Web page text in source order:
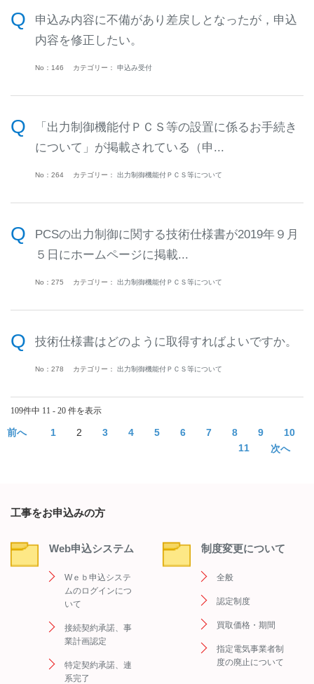
申込み内容に不備があり差戻しとなったが，申込
内容を修正したい。
No：146 カテゴリー： 申込み受付
「出力制御機能付ＰＣＳ等の設置に係るお手続き
について」が掲載されている（申...
No：264 カテゴリー： 出力制御機能付ＰＣＳ等について
PCSの出力制御に関する技術仕様書が2019年９月
５日にホームページに掲載...
No：275 カテゴリー： 出力制御機能付ＰＣＳ等について
技術仕様書はどのように取得すればよいですか。
No：278 カテゴリー： 出力制御機能付ＰＣＳ等について
109件中 11 - 20 件を表示
≪ 1 2 3 4 5 6 7 8 9
10
11
≫
工事をお申込みの方
Web申込システム
Wｅｂ申込システ
ムのログインにつ
いて
接続契約承諾、事
業計画認定
特定契約承諾、連
系完了
制度変更について
全般
認定制度
買取価格・期間
指定電気事業者制
度の廃止について